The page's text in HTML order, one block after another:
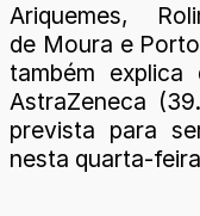
Ariquemes,
de Moura e
também
AstraZeneca
prevista para
nesta quarta-